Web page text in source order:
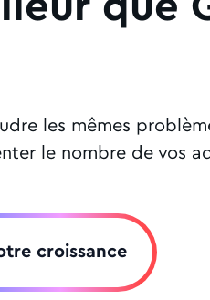
les mêmes
le nombre de vos
croissance